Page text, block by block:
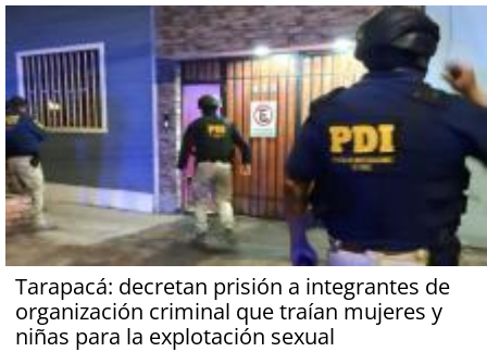
Tarapacá: decretan prisión a integrantes de
organización criminal que traían mujeres y
niñas para la explotación sexual